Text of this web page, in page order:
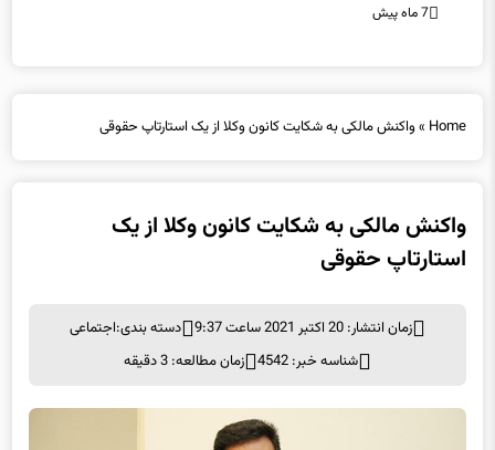
7 ماه پیش
Home
» واکنش مالکی به شکایت کانون وکلا از یک استارتاپ حقوقی
واکنش مالکی به شکایت کانون وکلا از یک
استارتاپ حقوقی
زمان انتشار: 20 اکتبر 2021 ساعت 9:37 دسته بندی:اجتماعی
شناسه خبر: 4542
زمان مطالعه: 3 دقیقه